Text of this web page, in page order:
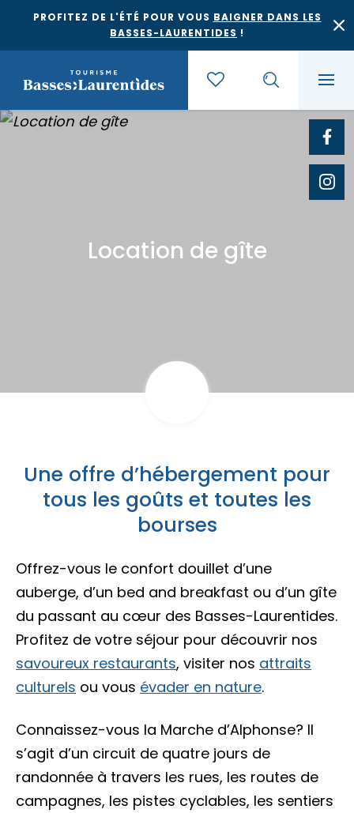
PROFITEZ DE L'ÉTÉ POUR VOUS BAIGNER DANS LES
BASSES-LAURENTIDES !
Festivals et événements
Magasinage et achats locaux
Bases de plein air
Campings et hébergements insolites
Location de chalet
Où manger
Tables du terroir et tables
champêtres
Traiteurs et salles de réception
Escapades découvertes
Escapades plein air
Escapades bien-être
Trouvez des escapades
Porte-parole Mikaël Kingsbury
MRC de Deux-Montagnes
MRC Thérèse-De Blainville
Blogue
Carte des attraits
Mariages
Accès membre
Nous joindre
Location de gîte
Une offre d’hébergement pour
tous les goûts et toutes les
bourses
Offrez-vous le confort douillet d’une
auberge, d’un bed and breakfast ou d’un gîte
du passant au cœur des Basses-Laurentides.
Profitez de votre séjour pour découvrir nos
savoureux restaurants, visiter nos attraits
culturels ou vous évader en nature.
Connaissez-vous la Marche d’Alphonse? Il
s’agit d’un circuit de quatre jours de
randonnée à travers les rues, les routes de
campagnes, les pistes cyclables, les sentiers